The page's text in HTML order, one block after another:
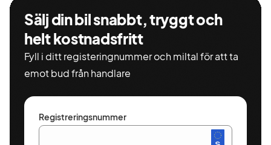
Sälj din bil snabbt, tryggt och
helt kostnadsfritt
Fyll i ditt registeringnummer och miltal för att ta
emot bud från handlare
Registreringsnummer